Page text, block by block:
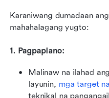
Karaniwang dumadaan
mahahalagang yugto:
1. Pagpaplano:
Malinaw na ilahad
layunin, mga target
teknikal na